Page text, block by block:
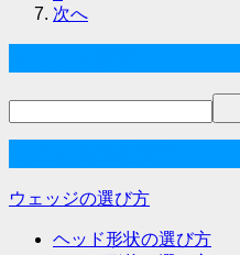
次へ
ウェッジの選び方
ヘッド形状の選び方